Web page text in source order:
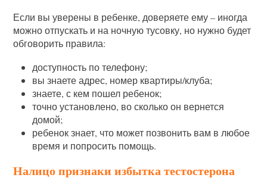
Если вы уверены в ребенке, доверяете ему – иногда
можно отпускать и на ночную тусовку, но нужно будет
обговорить правила:
доступность по телефону;
вы знаете адрес, номер квартиры/клуба;
знаете, с кем пошел ребенок;
точно установлено, во сколько он вернется
домой;
ребенок знает, что может позвонить вам в любое
время и попросить помощь.
Налицо признаки избытка тестостерона